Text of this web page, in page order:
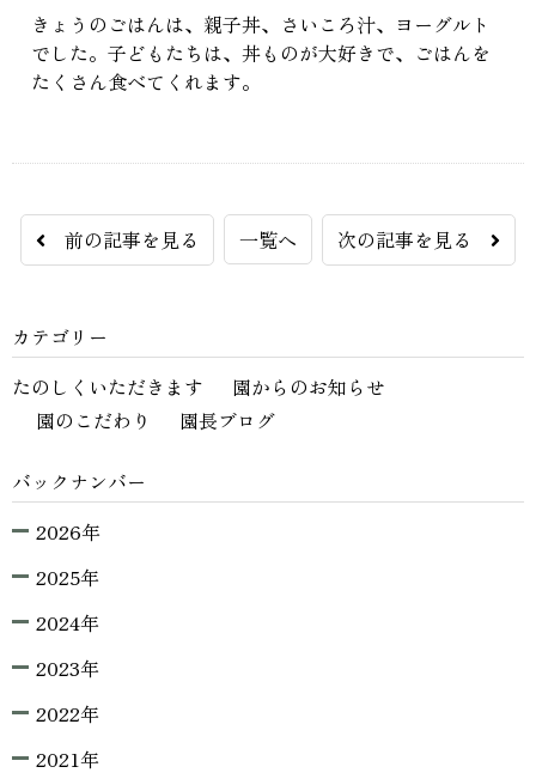
きょうのごはんは、親子丼、さいころ汁、ヨーグルト
でした。子どもたちは、丼ものが大好きで、ごはんを
たくさん食べてくれます。
前の記事を見る 一覧へ 次の記事を見る
カテゴリー
たのしくいただきます
園からのお知らせ
園のこだわり
園長ブログ
バックナンバー
2026年
2025年
2024年
2023年
2022年
2021年